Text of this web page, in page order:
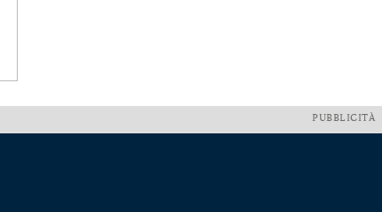
PUBBLICITÀ